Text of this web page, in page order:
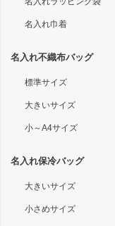
名入れ巾着
名入れ不織布バッグ
標準サイズ
大きいサイズ
小～A4サイズ
名入れ保冷バッグ
大きいサイズ
小さめサイズ